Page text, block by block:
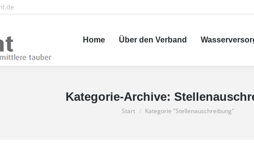
Home Über den Verband
Kategorie-Archive:
Sie befinden sich hier:
Start Kategorie "Stellenauschreibung"